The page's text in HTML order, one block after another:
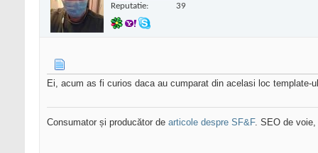
Reputatie: 39
Ei, acum as fi curios daca au cumparat din acelasi loc template-
Consumator și producător de articole despre SF&F. SEO de voie,